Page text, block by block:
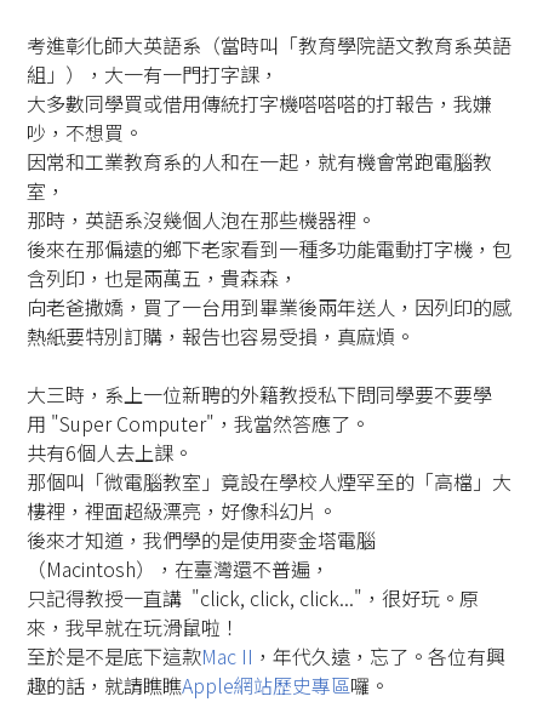
考進彰化師大英語系（當時叫「教育學院語文教育系英語
組」），大一有一門打字課，
大多數同學買或借用傳統打字機嗒嗒嗒的打報告，我嫌
吵，不想買。
因常和工業教育系的人和在一起，就有機會常跑電腦教
室，
那時，英語系沒幾個人泡在那些機器裡。
後來在那偏遠的鄉下老家看到一種多功能電動打字機，包
含列印，也是兩萬五，貴森森，
向老爸撒嬌，買了一台用到畢業後兩年送人，因列印的感
熱紙要特別訂購，報告也容易受損，真麻煩。
大三時，系上一位新聘的外籍教授私下問同學要不要學
用 "Super Computer"，我當然答應了。
共有6個人去上課。
那個叫「微電腦教室」竟設在學校人煙罕至的「高檔」大
樓裡，裡面超級漂亮，好像科幻片。
後來才知道，我們學的是使用麥金塔電腦
（Macintosh），在臺灣還不普遍，
只記得教授一直講 "click, click, click..."，很好玩。原
來，我早就在玩滑鼠啦！
至於是不是底下這款Mac II ，年代久遠，忘了。各位有興
趣的話，就請瞧瞧Apple網站歷史專區囉。